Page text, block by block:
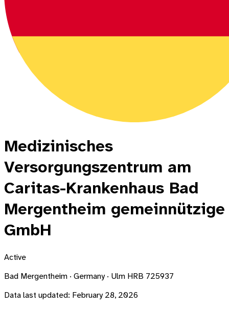
Medizinisches
Versorgungszentrum am
Caritas-Krankenhaus Bad
Mergentheim gemeinnützige
GmbH
Active
Bad Mergentheim · Germany · Ulm HRB 725937
Data last updated: February 28, 2026